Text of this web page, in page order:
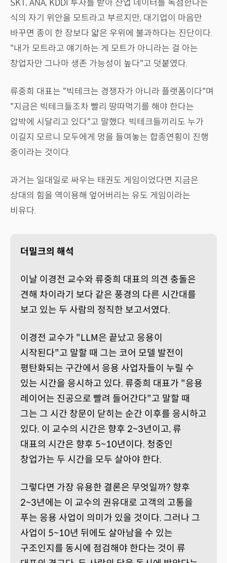
SKT, ANA, KDDI 투자를 받아 산업 데이터를 독점한다는
식의 자기 위안을 모트라고 부르지만, 대기업이 마음만
바꾸면 종이 한 장보다 얇은 우위에 불과하다는 진단이다.
"내가 모트라고 얘기하는 게 모트가 아니라는 걸 아는
창업자만 그나마 생존 가능성이 높다"고 덧붙였다.
류중희 대표는 "빅테크는 경쟁자가 아니라 플랫폼이다"며
"지금은 빅테크들조차 빨리 땅따먹기를 해야 한다는
압박에 시달리고 있다"고 말했다. 빅테크들끼리도 누가
이길지 모르니 모두에게 멍을 들여놓는 합종연횡이 진행
중이라는 것이다.
과거는 일대일로 싸우는 태권도 게임이었다면 지금은
상대의 힘을 역이용해 엎어버리는 유도 게임이라는
비유다.
더밀크의 해석
이날 이경전 교수와 류중희 대표의 의견 충돌은
견해 차이라기 보다 같은 풍경의 다른 시간대를
보고 있는 두 사람의 정직한 보고서였다.
이경전 교수가 "LLM은 끝났고 응용이
시작된다"고 말할 때 그는 코어 모델 발전이
평탄화되는 구간에서 응용 사업자들이 누릴 수
있는 시간을 응시하고 있다. 류중희 대표가 "응용
레이어는 진공으로 빨려 들어간다"고 말할 때
그는 그 시간 창문이 닫히는 순간 이후를 응시하고
있다. 이 교수의 시간은 향후 2~3년이고, 류
대표의 시간은 향후 5~10년이다. 청중인
창업가는 두 시간을 모두 살아야 한다.
그렇다면 가장 유용한 결론은 무엇일까? 향후
2~3년에는 이 교수의 권유대로 고객의 고통을
푸는 응용 사업이 의미가 있을 것이다. 그러나 그
사업이 5~10년 뒤에도 살아남을 수 있는
구조인지를 동시에 점검해야 한다는 것이 류